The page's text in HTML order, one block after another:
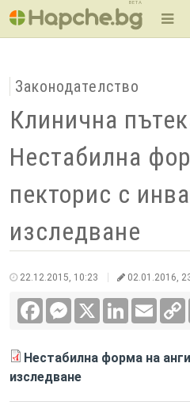
BETA
Законодателство
Клинична
Нестабилна
пекторис с
изследване
22.12.2015, 10:23 02.01.2016,
FacebookMessenger LinkedInEmail
Нестабилна форма на
изследване